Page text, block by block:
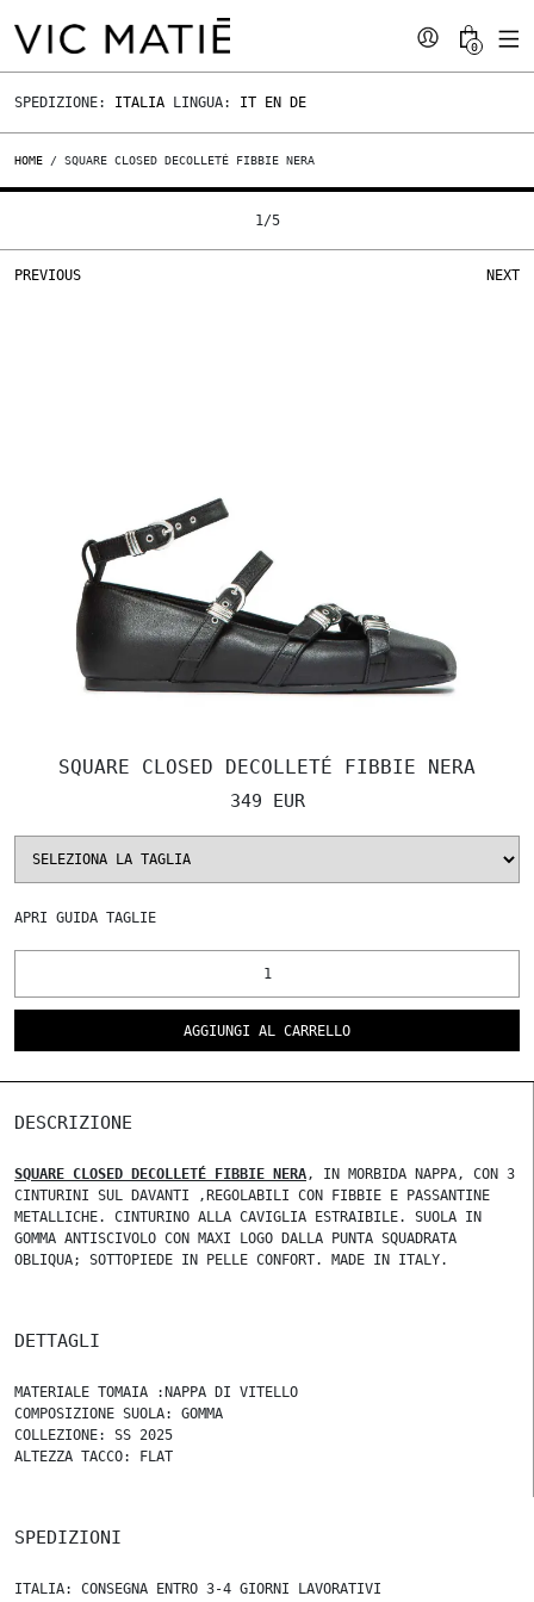
0
SPEDIZIONE: ITALIA LINGUA: IT EN DE
HOME / SQUARE CLOSED DECOLLETÉ FIBBIE NERA
SQUARE CLOSED DECOLLETÉ FIBBIE NERA
349 EUR
APRI GUIDA TAGLIE
AGGIUNGI AL CARRELLO
PREVIOUS NEXT
1/5
DESCRIZIONE
SQUARE CLOSED DECOLLETÉ FIBBIE NERA, IN MORBIDA NAPPA, CON 3
CINTURINI SUL DAVANTI ,REGOLABILI CON FIBBIE E PASSANTINE
METALLICHE. CINTURINO ALLA CAVIGLIA ESTRAIBILE. SUOLA IN
GOMMA ANTISCIVOLO CON MAXI LOGO DALLA PUNTA SQUADRATA
OBLIQUA; SOTTOPIEDE IN PELLE CONFORT. MADE IN ITALY.
DETTAGLI
MATERIALE TOMAIA :NAPPA DI VITELLO
COMPOSIZIONE SUOLA: GOMMA
COLLEZIONE: SS 2025
ALTEZZA TACCO: FLAT
SPEDIZIONI
ITALIA: CONSEGNA ENTRO 3-4 GIORNI LAVORATIVI